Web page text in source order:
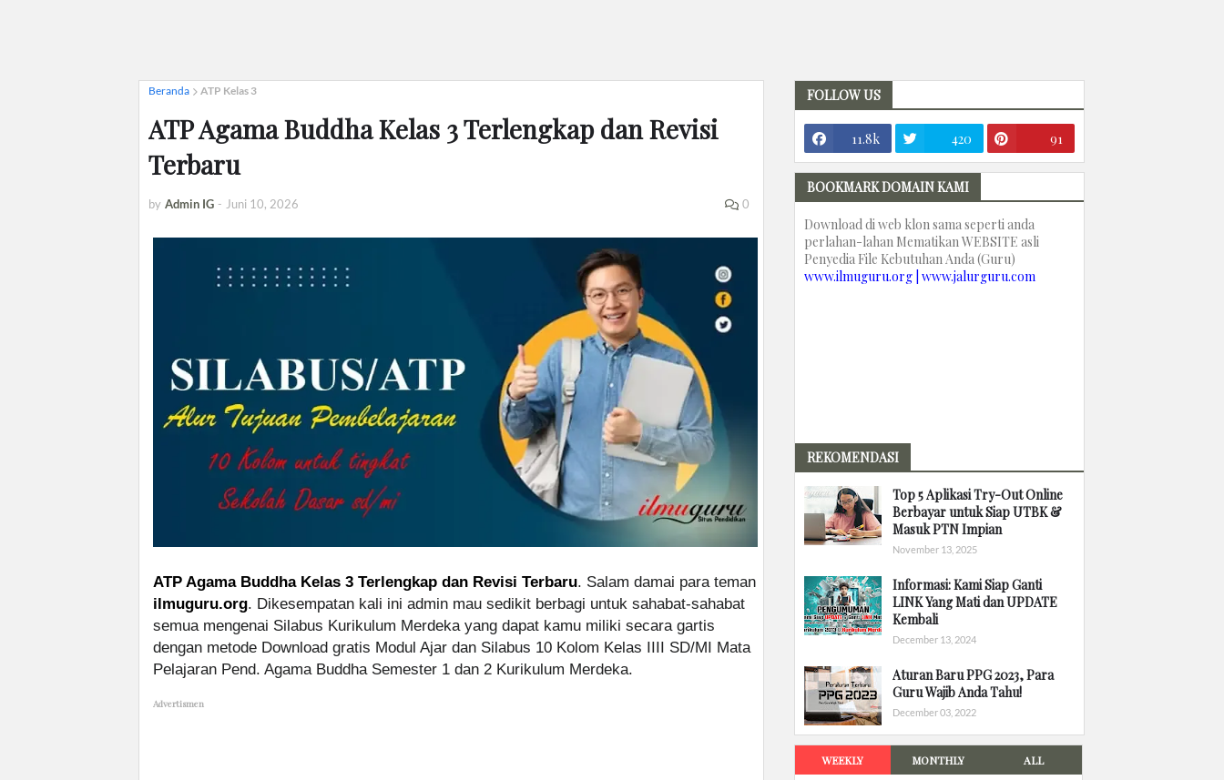
Beranda ATP Kelas 3
ATP Agama Buddha Kelas 3 Terlengkap dan Revisi
Terbaru
by Admin IG - Juni 10, 2026 0
ATP Agama Buddha Kelas 3 Terlengkap dan Revisi Terbaru. Salam damai para teman
ilmuguru.org. Dikesempatan kali ini admin mau sedikit berbagi untuk sahabat-sahabat
semua mengenai Silabus Kurikulum Merdeka yang dapat kamu miliki secara gartis
dengan metode Download gratis Modul Ajar dan Silabus 10 Kolom Kelas IIII SD/MI Mata
Pelajaran Pend. Agama Buddha Semester 1 dan 2 Kurikulum Merdeka.
Advertismen
FOLLOW US
11.8k 420 91
BOOKMARK DOMAIN KAMI
Download di web klon sama seperti anda
perlahan-lahan Mematikan WEBSITE asli
Penyedia File Kebutuhan Anda (Guru)
www.ilmuguru.org | www.jalurguru.com
REKOMENDASI
Top 5 Aplikasi Try-Out Online
Berbayar untuk Siap UTBK &
Masuk PTN Impian
November 13, 2025
Informasi: Kami Siap Ganti
LINK Yang Mati dan UPDATE
Kembali
December 13, 2024
Aturan Baru PPG 2023, Para
Guru Wajib Anda Tahu!
December 03, 2022
WEEKLY MONTHLY ALL